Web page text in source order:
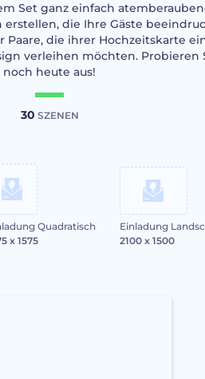
Set ganz einfach
erstellen, die Ihre Gäste
Paare, die ihrer Hochzeitskarte
verleihen möchten. Probieren
noch heute aus!
30 SZENEN
Quadratisch
x 1575
Einladung
2100 x 1500